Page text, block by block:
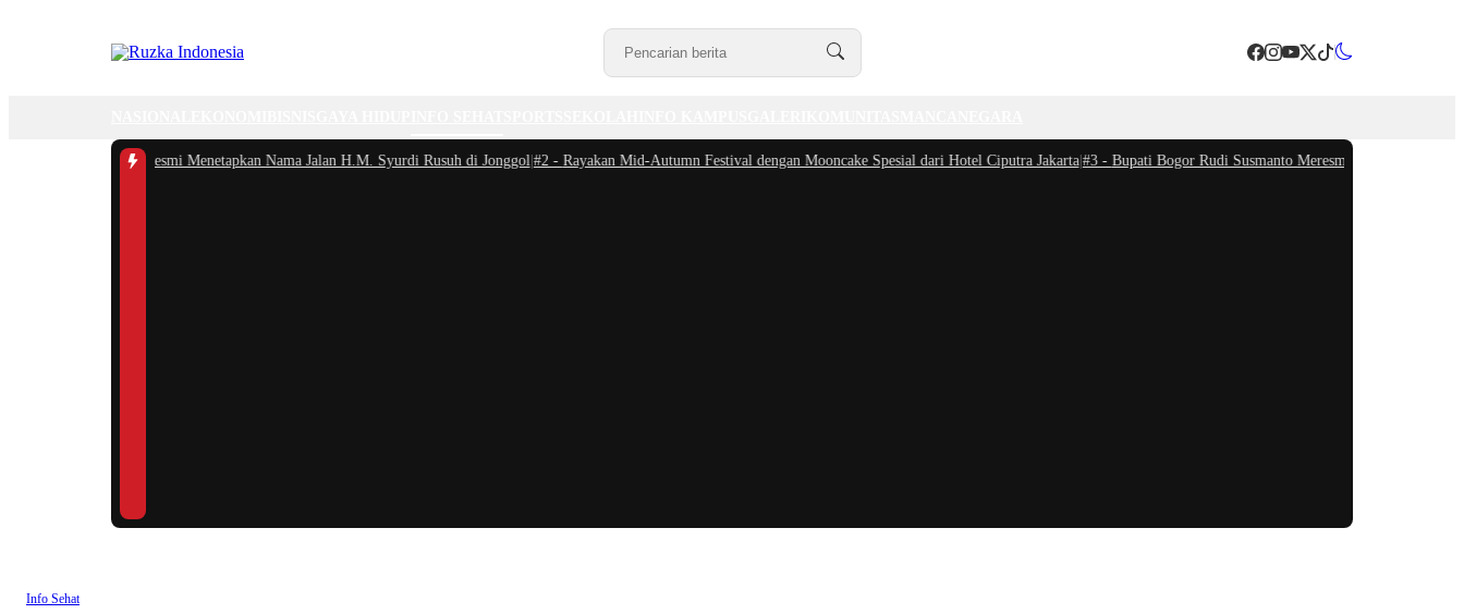
Pemkab Bogor Resmi Menetapkan Nama Jalan H.M. Syurdi Rusuh di Jonggol|#2 - Rayakan Mid-Autumn Festival dengan Mooncake Spesial dari Hotel Ciputra Jakarta|#3 - Bupati Bogor Rudi Susmanto Meresmikan Pasar Hewan
Info Sehat